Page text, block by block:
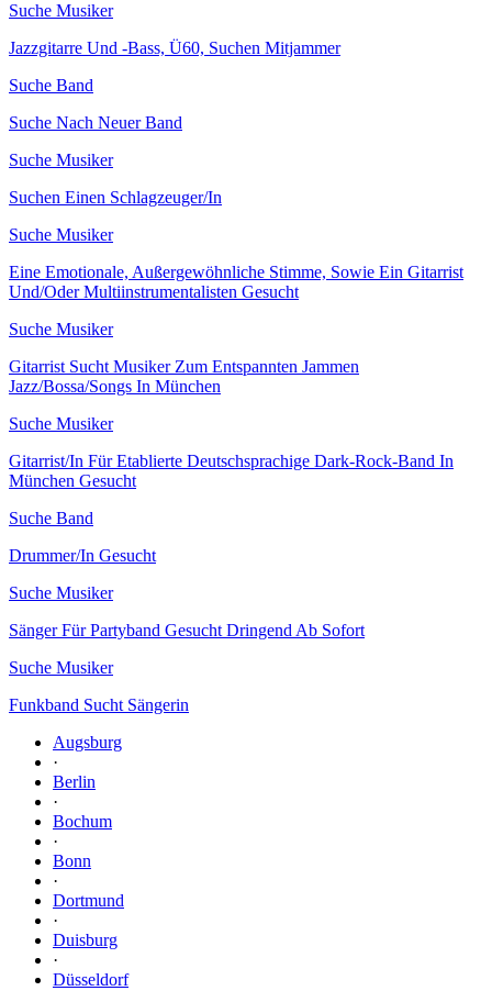
Suche Musiker
Jazzgitarre Und -Bass, Ü60, Suchen Mitjammer
Suche Band
Suche Nach Neuer Band
Suche Musiker
Suchen Einen Schlagzeuger/In
Suche Musiker
Eine Emotionale, Außergewöhnliche Stimme, Sowie Ein Gitarrist
Und/Oder Multiinstrumentalisten Gesucht
Suche Musiker
Gitarrist Sucht Musiker Zum Entspannten Jammen
Jazz/Bossa/Songs In München
Suche Musiker
Gitarrist/In Für Etablierte Deutschsprachige Dark-Rock-Band In
München Gesucht
Suche Band
Drummer/In Gesucht
Suche Musiker
Sänger Für Partyband Gesucht Dringend Ab Sofort
Suche Musiker
Funkband Sucht Sängerin
Augsburg
·
Berlin
·
Bochum
·
Bonn
·
Dortmund
·
Duisburg
·
Düsseldorf